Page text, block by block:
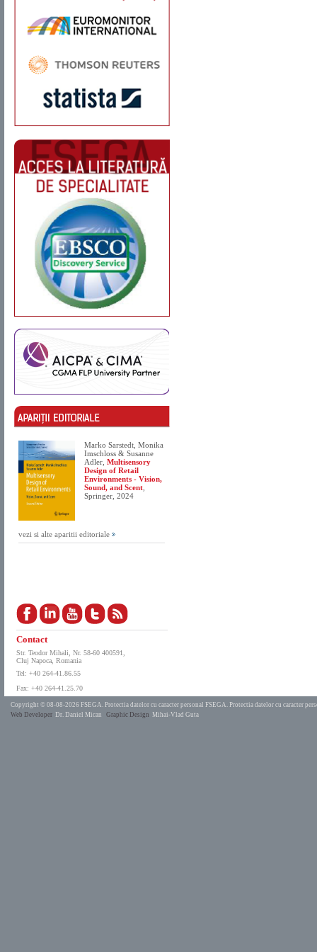
Marko Sarstedt, Monika
Imschloss & Susanne
Adler, Multisensory
Design of Retail
Environments - Vision,
Sound, and Scent
Springer, 2024
vezi si alte aparitii editoriale
Contact
Str. Teodor Mihali, Nr. 58-60 400591,
Cluj Napoca, Romania
Tel: +40 264-41.86.55
Fax: +40 264-41.25.70
Copyright © 08-08-2026 FSEGA. Protectia datelor cu caracter personal FSEGA. Protectia datelor cu caracter
Web Developer Dr. Daniel Mican Graphic Design Mihai-Vlad Guta